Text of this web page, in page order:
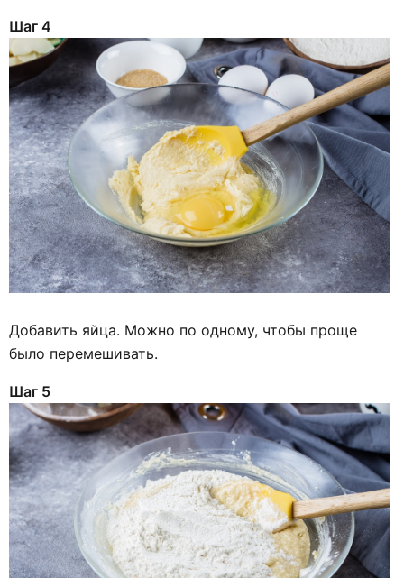
Шаг 4
Добавить яйца. Можно по одному, чтобы проще
было перемешивать.
Шаг 5